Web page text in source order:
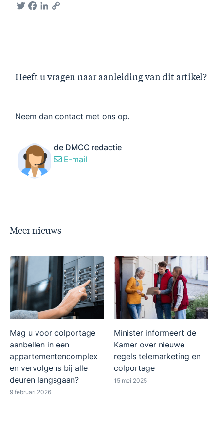
TwitterFacebook
LinkedIn
Heeft u vragen naar aanleiding van dit artikel?
Neem dan contact met ons op.
de DMCC redactie
E-mail
Meer nieuws
Mag u voor colportage
aanbellen in een
appartementencomplex
en vervolgens bij alle
deuren langsgaan?
9 februari 2026
Minister informeert de
Kamer over nieuwe
regels telemarketing en
colportage
15 mei 2025